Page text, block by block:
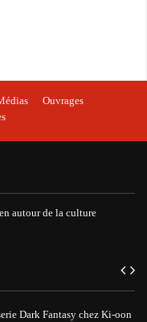
Ouvrages
autour de la culture
Dark Fantasy chez Ki-oon